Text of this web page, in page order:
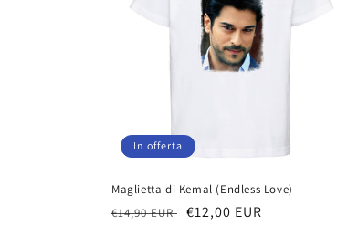
In offerta
Maglietta di Kemal (Endless Love)
Prezzo
€14,90 EUR Prezzo
€12,00 EUR